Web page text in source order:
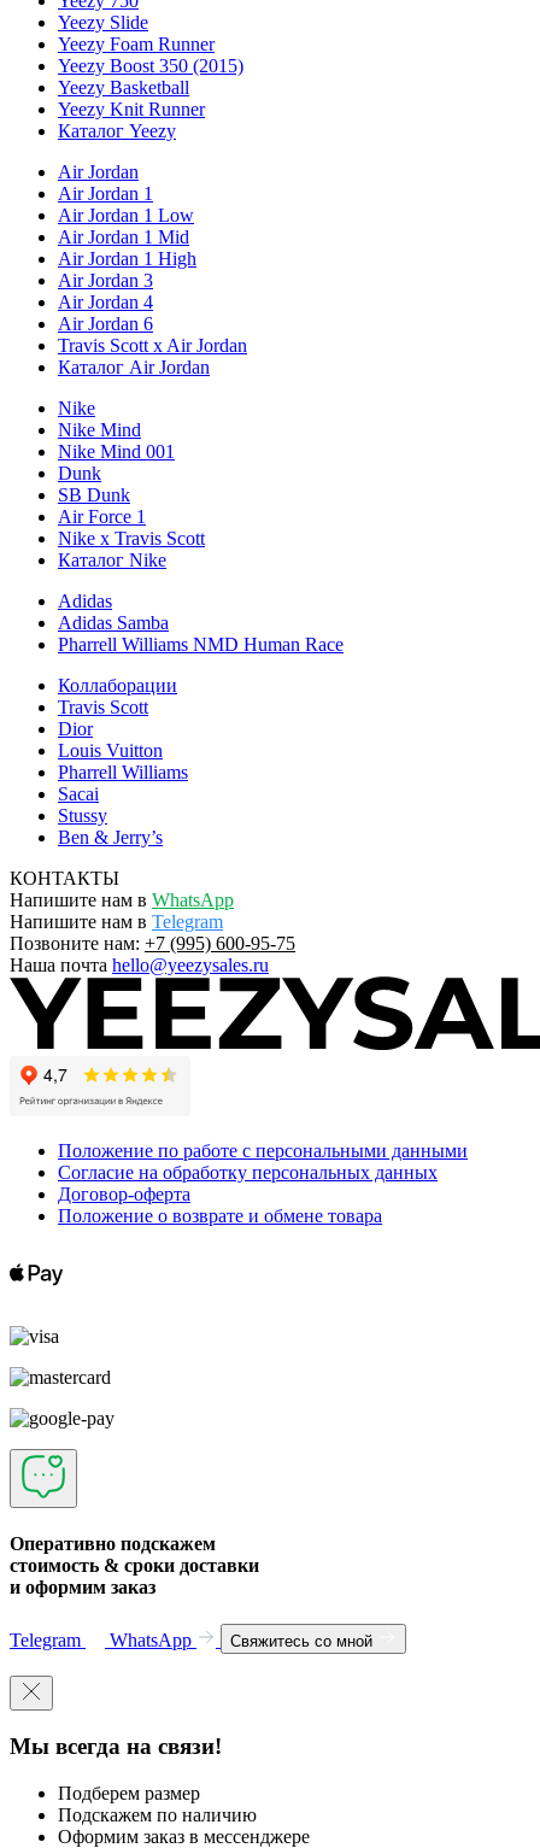
Yeezy Slide
Yeezy Foam Runner
Yeezy Boost 350 (2015)
Yeezy Basketball
Yeezy Knit Runner
Каталог Yeezy
Air Jordan
Air Jordan 1
Air Jordan 1 Low
Air Jordan 1 Mid
Air Jordan 1 High
Air Jordan 3
Air Jordan 4
Air Jordan 6
Travis Scott x Air Jordan
Каталог Air Jordan
Nike
Nike Mind
Nike Mind 001
Dunk
SB Dunk
Air Force 1
Nike x Travis Scott
Каталог Nike
Adidas
Adidas Samba
Pharrell Williams NMD Human Race
Коллаборации
Travis Scott
Dior
Louis Vuitton
Pharrell Williams
Sacai
Stussy
Ben & Jerry’s
КОНТАКТЫ
Напишите нам в WhatsApp
Напишите нам в Telegram
Позвоните нам: +7 (995) 600-95-75
Наша почта hello@yeezysales.ru
Положение по работе с персональными данными
Согласие на обработку персональных данных
Договор-оферта
Положение о возврате и обмене товара
Оперативно подскажем
стоимость & сроки доставки
и оформим заказ
Telegram WhatsApp Свяжитесь со мной
Мы всегда на связи!
Подберем размер
Подскажем по наличию
Оформим заказ в мессенджере